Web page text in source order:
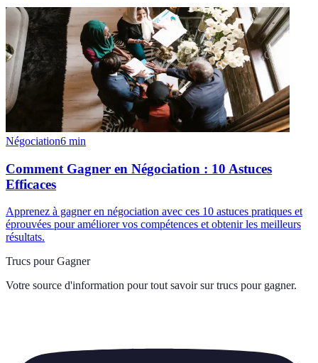
Négociation6 min
Comment Gagner en Négociation : 10 Astuces
Efficaces
Apprenez à gagner en négociation avec ces 10 astuces pratiques et
éprouvées pour améliorer vos compétences et obtenir les meilleurs
résultats.
Trucs pour Gagner
Votre source d'information pour tout savoir sur trucs pour gagner.